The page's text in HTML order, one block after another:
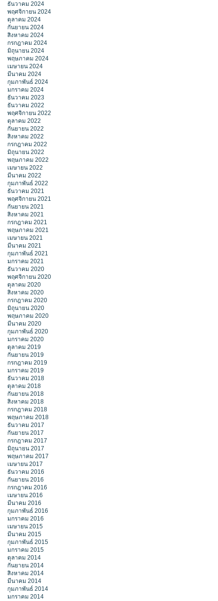
ธันวาคม 2024
พฤศจิกายน 2024
ตุลาคม 2024
กันยายน 2024
สิงหาคม 2024
กรกฎาคม 2024
มิถุนายน 2024
พฤษภาคม 2024
เมษายน 2024
มีนาคม 2024
กุมภาพันธ์ 2024
มกราคม 2024
ธันวาคม 2023
ธันวาคม 2022
พฤศจิกายน 2022
ตุลาคม 2022
กันยายน 2022
สิงหาคม 2022
กรกฎาคม 2022
มิถุนายน 2022
พฤษภาคม 2022
เมษายน 2022
มีนาคม 2022
กุมภาพันธ์ 2022
ธันวาคม 2021
พฤศจิกายน 2021
กันยายน 2021
สิงหาคม 2021
กรกฎาคม 2021
พฤษภาคม 2021
เมษายน 2021
มีนาคม 2021
กุมภาพันธ์ 2021
มกราคม 2021
ธันวาคม 2020
พฤศจิกายน 2020
ตุลาคม 2020
สิงหาคม 2020
กรกฎาคม 2020
มิถุนายน 2020
พฤษภาคม 2020
มีนาคม 2020
กุมภาพันธ์ 2020
มกราคม 2020
ตุลาคม 2019
กันยายน 2019
กรกฎาคม 2019
มกราคม 2019
ธันวาคม 2018
ตุลาคม 2018
กันยายน 2018
สิงหาคม 2018
กรกฎาคม 2018
พฤษภาคม 2018
ธันวาคม 2017
กันยายน 2017
กรกฎาคม 2017
มิถุนายน 2017
พฤษภาคม 2017
เมษายน 2017
ธันวาคม 2016
กันยายน 2016
กรกฎาคม 2016
เมษายน 2016
มีนาคม 2016
กุมภาพันธ์ 2016
มกราคม 2016
เมษายน 2015
มีนาคม 2015
กุมภาพันธ์ 2015
มกราคม 2015
ตุลาคม 2014
กันยายน 2014
สิงหาคม 2014
มีนาคม 2014
กุมภาพันธ์ 2014
มกราคม 2014